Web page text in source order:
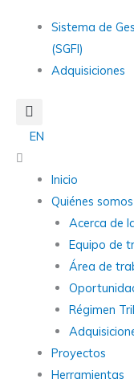
contenido
Main
Sistema de
(SGFI)
Adquisiciones
EN
Main
Menu
Inicio
Quiénes somos
Acerca de
Equipo de
Área de
Régimen
Proyectos
Herramientas